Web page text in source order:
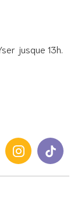
jusque 13h.